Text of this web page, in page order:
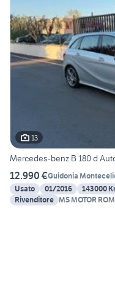
13
Mercedes-benz B 180 d
12.990 €Guidonia
Usato
01/2016 143000
Rivenditore MS MOTOR